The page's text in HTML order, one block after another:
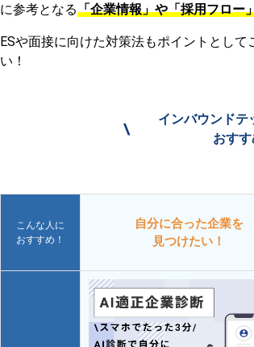
に参考となる「企業情報」や「採用フロー
ESや面接に向けた対策法もポイントとし
い！
\
インバウンドテ
おすす
こんな人に
おすすめ！
自分に合った企業を
見つけたい！